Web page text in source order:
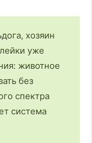
хозяин
уже
животное
без
спектра
система